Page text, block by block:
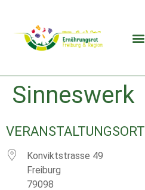
Sinneswerk
VERANSTALTUNGSORT
Konviktstrasse 49
Freiburg
79098